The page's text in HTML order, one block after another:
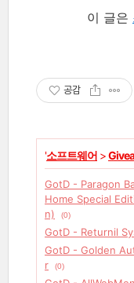
이 글은
공감
'소프트웨어 >
GotD - Paragon
Home Special
n)
(0)
GotD - Returnil
GotD - Golden
r
(0)